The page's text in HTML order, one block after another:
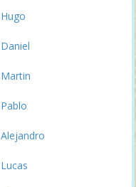
Hugo
Daniel
Martin
Pablo
Alejandro
Lucas